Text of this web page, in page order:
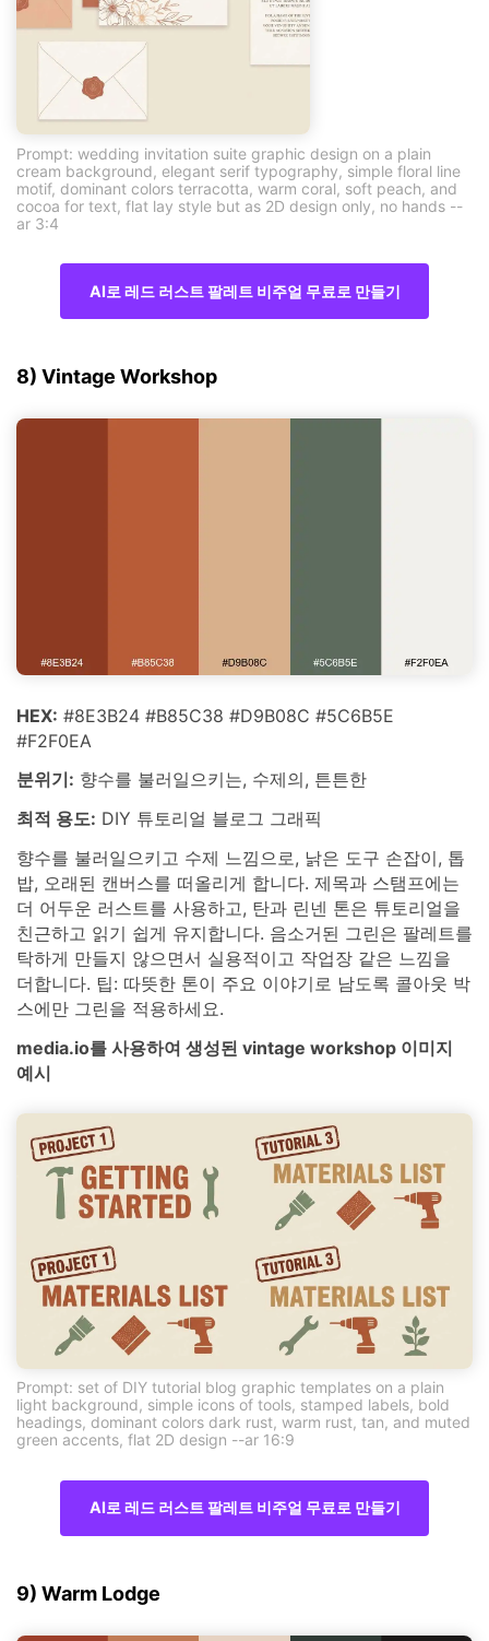
Prompt: wedding invitation suite graphic design on a plain
cream background, elegant serif typography, simple floral line
motif, dominant colors terracotta, warm coral, soft peach, and
cocoa for text, flat lay style but as 2D design only, no hands --
ar 3:4
AI로 레드 러스트 팔레트 비주얼 무료로 만들기
8) Vintage Workshop
HEX: #8E3B24 #B85C38 #D9B08C #5C6B5E
#F2F0EA
분위기: 향수를 불러일으키는, 수제의, 튼튼한
최적 용도: DIY 튜토리얼 블로그 그래픽
향수를 불러일으키고 수제 느낌으로, 낡은 도구 손잡이, 톱
밥, 오래된 캔버스를 떠올리게 합니다. 제목과 스탬프에는
더 어두운 러스트를 사용하고, 탄과 린넨 톤은 튜토리얼을
친근하고 읽기 쉽게 유지합니다. 음소거된 그린은 팔레트를
탁하게 만들지 않으면서 실용적이고 작업장 같은 느낌을
더합니다. 팁: 따뜻한 톤이 주요 이야기로 남도록 콜아웃 박
스에만 그린을 적용하세요.
media.io를 사용하여 생성된 vintage workshop 이미지
예시
Prompt: set of DIY tutorial blog graphic templates on a plain
light background, simple icons of tools, stamped labels, bold
headings, dominant colors dark rust, warm rust, tan, and muted
green accents, flat 2D design --ar 16:9
AI로 레드 러스트 팔레트 비주얼 무료로 만들기
9) Warm Lodge